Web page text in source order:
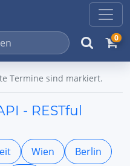
0
Termine sind markiert.
- RESTful
Wien
Berlin